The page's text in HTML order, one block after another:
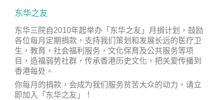
东华之友
东华三院自2010年起举办「东华之友」月捐计划，鼓励
各位每月定期捐款，支持我们策划和发展长远的医疗卫
生，教育，社会福利服务，文化保育及公共服务等项
目，造福弱势社群，传承香港历史文化，把关爱传播到
香港每处。
你每月的捐款，会成为我们服务贫苦大众的动力，请立
即加入「东华之友」！